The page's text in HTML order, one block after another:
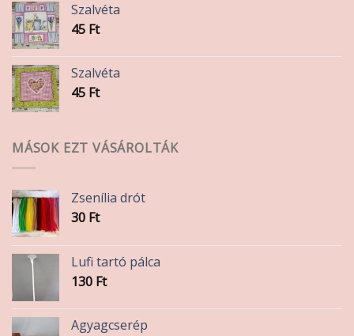
Szalvéta
45 Ft
Szalvéta
45 Ft
MÁSOK EZT VÁSÁROLTÁK
Zsenília drót
30 Ft
Lufi tartó pálca
130 Ft
Agyagcserép